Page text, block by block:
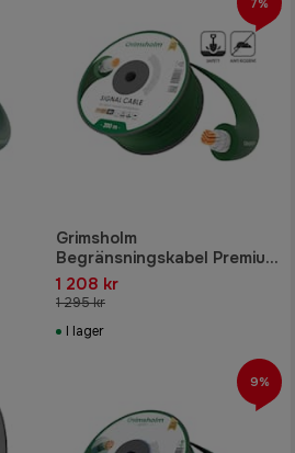
Grimsholm
Begränsningskabel Premium
Metal Mesh 200m
1 208 kr
1 295 kr
I lager
7%
9%